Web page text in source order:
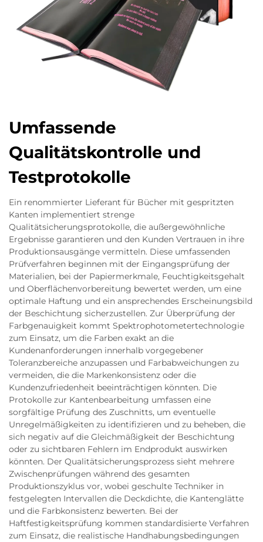
Umfassende
Qualitätskontrolle und
Testprotokolle
Ein renommierter Lieferant für Bücher mit gespritzten
Kanten implementiert strenge
Qualitätsicherungsprotokolle, die außergewöhnliche
Ergebnisse garantieren und den Kunden Vertrauen in ihre
Produktionsausgänge vermitteln. Diese umfassenden
Prüfverfahren beginnen mit der Eingangsprüfung der
Materialien, bei der Papiermerkmale, Feuchtigkeitsgehalt
und Oberflächenvorbereitung bewertet werden, um eine
optimale Haftung und ein ansprechendes Erscheinungsbild
der Beschichtung sicherzustellen. Zur Überprüfung der
Farbgenauigkeit kommt Spektrophotometertechnologie
zum Einsatz, um die Farben exakt an die
Kundenanforderungen innerhalb vorgegebener
Toleranzbereiche anzupassen und Farbabweichungen zu
vermeiden, die die Markenkonsistenz oder die
Kundenzufriedenheit beeinträchtigen könnten. Die
Protokolle zur Kantenbearbeitung umfassen eine
sorgfältige Prüfung des Zuschnitts, um eventuelle
Unregelmäßigkeiten zu identifizieren und zu beheben, die
sich negativ auf die Gleichmäßigkeit der Beschichtung
oder zu sichtbaren Fehlern im Endprodukt auswirken
könnten. Der Qualitätsicherungsprozess sieht mehrere
Zwischenprüfungen während des gesamten
Produktionszyklus vor, wobei geschulte Techniker in
festgelegten Intervallen die Deckdichte, die Kantenglätte
und die Farbkonsistenz bewerten. Bei der
Haftfestigkeitsprüfung kommen standardisierte Verfahren
zum Einsatz, die realistische Handhabungsbedingungen